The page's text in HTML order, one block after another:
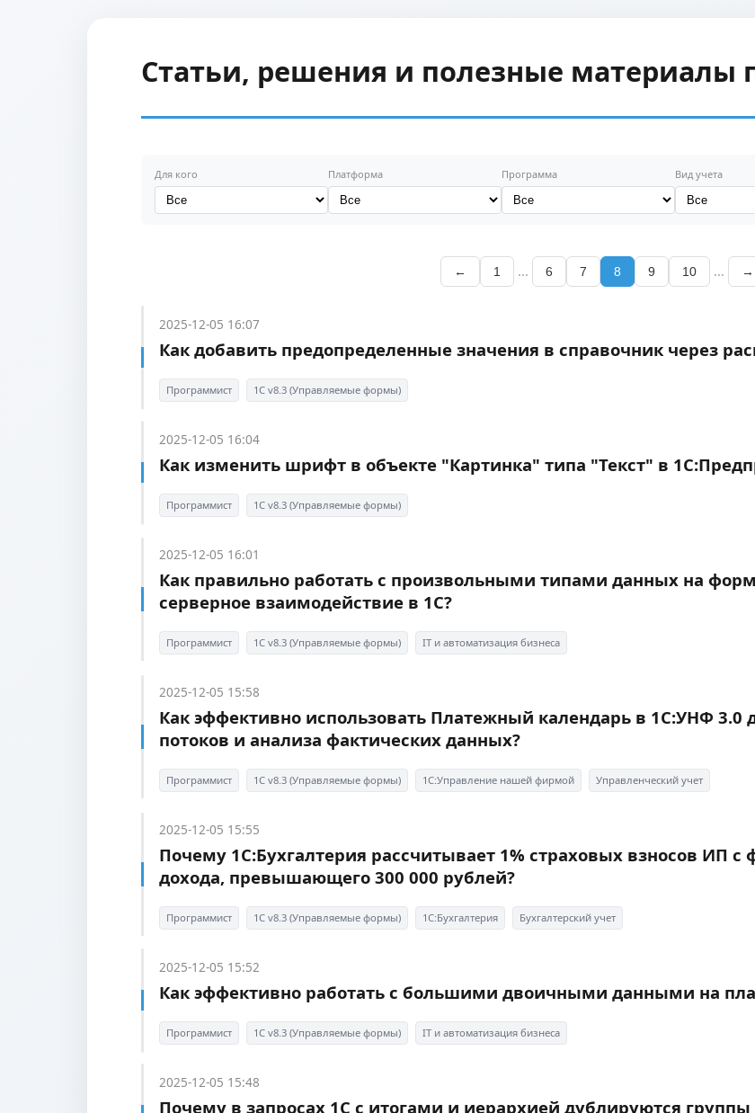
Статьи, решения и полезные материалы
Для кого Платформа Программа Вид учета
← 1 ... 6 7 8 9 10 ... →
2025-12-05 16:07
Как добавить предопределенные значения в справочник через
Программист 1С v8.3 (Управляемые формы)
2025-12-05 16:04
Как изменить шрифт в объекте "Картинка" типа "Текст" в
Программист 1С v8.3 (Управляемые формы)
2025-12-05 16:01
Как правильно работать с произвольными типами данных на
серверное взаимодействие в 1С?
Программист 1С v8.3 (Управляемые формы) IT и автоматизация бизнеса
2025-12-05 15:58
Как эффективно использовать Платежный календарь в 1С:УНФ
потоков и анализа фактических данных?
Программист 1С v8.3 (Управляемые формы) 1С:Управление нашей фирмой Управленческий учет
2025-12-05 15:55
Почему 1С:Бухгалтерия рассчитывает 1% страховых взносов ИП
дохода, превышающего 300 000 рублей?
Программист 1С v8.3 (Управляемые формы) 1C:Бухгалтерия Бухгалтерский учет
2025-12-05 15:52
Как эффективно работать с большими двоичными данными на
Программист 1С v8.3 (Управляемые формы) IT и автоматизация бизнеса
2025-12-05 15:48
Почему в запросах 1С с итогами и иерархией дублируются группы